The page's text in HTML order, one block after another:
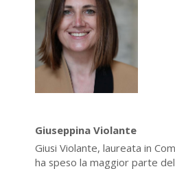
Giuseppina Violante
Giusi Violante, laureata in
ha speso la maggior parte